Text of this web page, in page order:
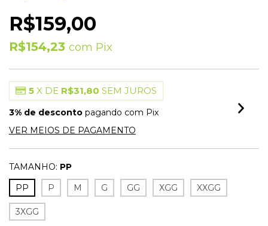
R$159,00
R$154,23 com Pix
5 X DE R$31,80 SEM JUROS
3% de desconto pagando com Pix
VER MEIOS DE PAGAMENTO
TAMANHO: PP
PP
P M G GG XGG XXGG
3XGG